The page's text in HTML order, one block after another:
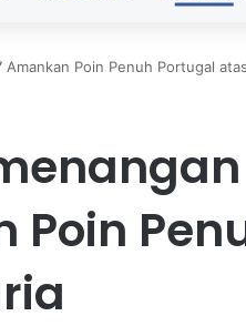
Poin Penuh Portugal
Poin